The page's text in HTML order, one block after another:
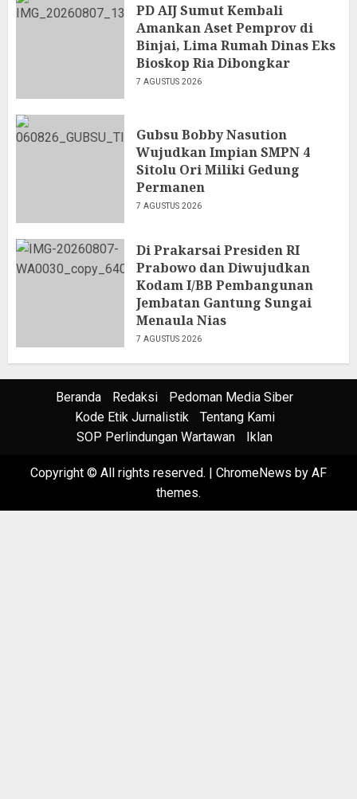
PD AIJ Sumut Kembali
Amankan Aset Pemprov di
Binjai, Lima Rumah Dinas Eks
Bioskop Ria Dibongkar
7 AGUSTUS 2026
Gubsu Bobby Nasution
Wujudkan Impian SMPN 4
Sitolu Ori Miliki Gedung
Permanen
7 AGUSTUS 2026
Di Prakarsai Presiden RI
Prabowo dan Diwujudkan
Kodam I/BB Pembangunan
Jembatan Gantung Sungai
Menaula Nias
7 AGUSTUS 2026
Beranda Redaksi
Pedoman Media Siber
Kode Etik Jurnalistik
Tentang Kami
SOP Perlindungan Wartawan
Iklan
Copyright © All rights reserved. | ChromeNews by AF
themes.